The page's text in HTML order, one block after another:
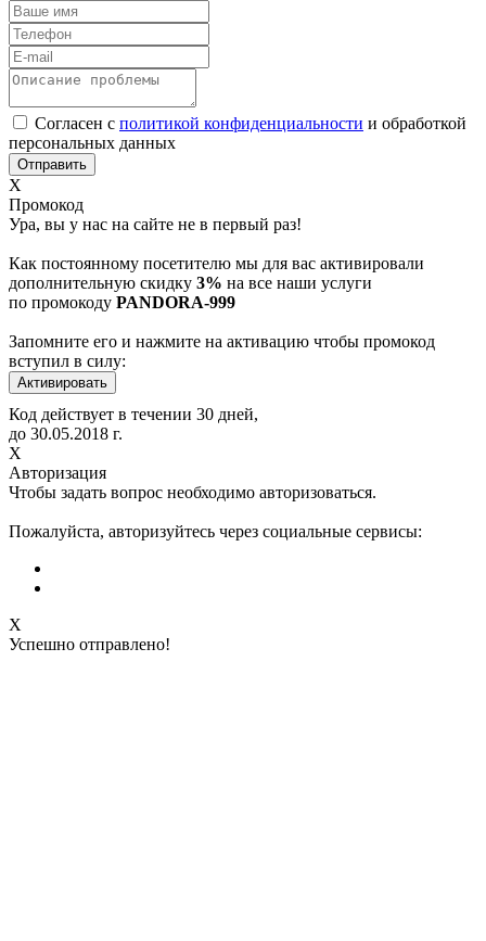
Согласен с политикой конфиденциальности и обработкой
персональных данных
Х
Промокод
Ура, вы у нас на сайте не в первый раз!
Как постоянному посетителю мы для вас активировали
дополнительную скидку 3% на все наши услуги
по промокоду PANDORA-999
Запомните его и нажмите на активацию чтобы промокод
вступил в силу:
Код действует в течении 30 дней,
до 30.05.2018 г.
Х
Авторизация
Чтобы задать вопрос необходимо авторизоваться.
Пожалуйста, авторизуйтесь через социальные сервисы:
X
Успешно отправлено!